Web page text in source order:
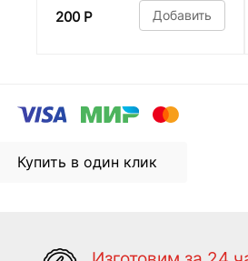
200 Р Добавить
Купить в один клик